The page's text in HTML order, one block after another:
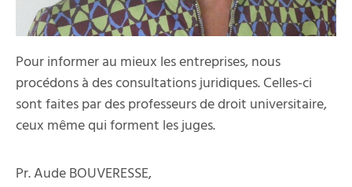
Pour informer au mieux les entreprises, nous
procédons à des consultations juridiques. Celles-ci
sont faites par des professeurs de droit universitaire,
ceux même qui forment les juges.
Pr. Aude BOUVERESSE,